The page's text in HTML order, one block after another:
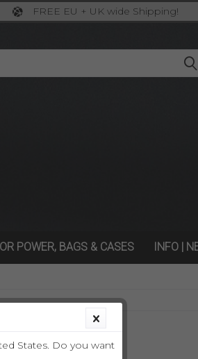
FREE EU + UK wide Shipping!
POWER, BAGS & CASES INFO |
States. Do you want